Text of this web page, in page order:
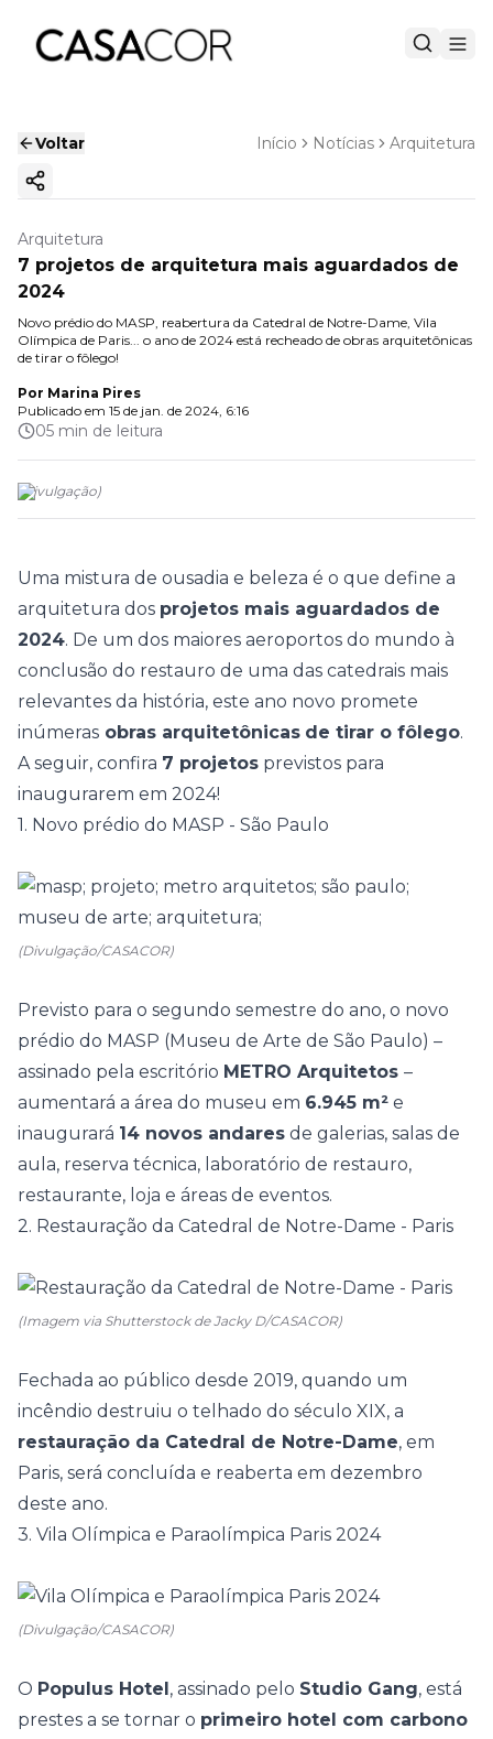
Voltar Início Notícias Arquitetura
Copiar link
Arquitetura
7 projetos de arquitetura mais aguardados de
2024
Novo prédio do MASP, reabertura da Catedral de Notre-Dame, Vila
Olímpica de Paris... o ano de 2024 está recheado de obras arquitetônicas
de tirar o fôlego!
Por Marina Pires
Publicado em 15 de jan. de 2024, 6:16
05 min de leitura
(Divulgação)
Uma mistura de ousadia e beleza é o que define a
arquitetura dos projetos mais aguardados de
2024. De um dos maiores aeroportos do mundo à
conclusão do restauro de uma das catedrais mais
relevantes da história, este ano novo promete
inúmeras obras arquitetônicas de tirar o fôlego.
A seguir, confira 7 projetos previstos para
inaugurarem em 2024!
1. Novo prédio do MASP - São Paulo
(Divulgação/CASACOR)
Previsto para o segundo semestre do ano, o novo
prédio do MASP (Museu de Arte de São Paulo) –
assinado pela escritório METRO Arquitetos –
aumentará a área do museu em 6.945 m² e
inaugurará 14 novos andares de galerias, salas de
aula, reserva técnica, laboratório de restauro,
restaurante, loja e áreas de eventos.
2. Restauração da Catedral de Notre-Dame - Paris
(Imagem via Shutterstock de Jacky D/CASACOR)
Fechada ao público desde 2019, quando um
incêndio destruiu o telhado do século XIX, a
restauração da Catedral de Notre-Dame, em
Paris, será concluída e reaberta em dezembro
deste ano.
3. Vila Olímpica e Paraolímpica Paris 2024
(Divulgação/CASACOR)
O Populus Hotel, assinado pelo Studio Gang, está
prestes a se tornar o primeiro hotel com carbono